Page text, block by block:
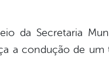
da Secretaria
a condução de